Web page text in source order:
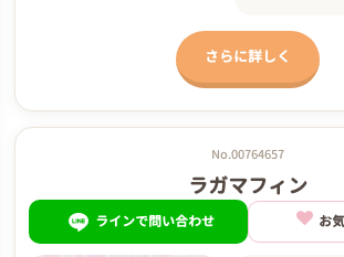
さらに詳しく
No.00764657
ラガマフィン
ラインで問い合わせ お